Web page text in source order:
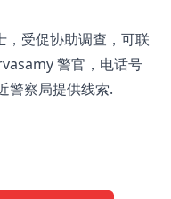
，受促协助调查，可联
警官，电话号
警察局提供线索.